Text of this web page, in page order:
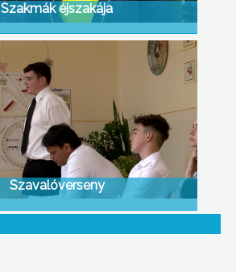
Szakmák éjszakája
Szavalóverseny